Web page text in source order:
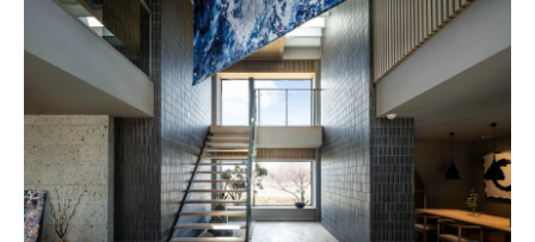
資料請求 相談予約